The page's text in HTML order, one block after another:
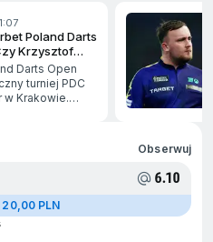
Poland Darts
Krzysztof
powody do
Darts Open
turniej PDC
w Krakowie.
Obserwuj
6.10
20,00 PLN